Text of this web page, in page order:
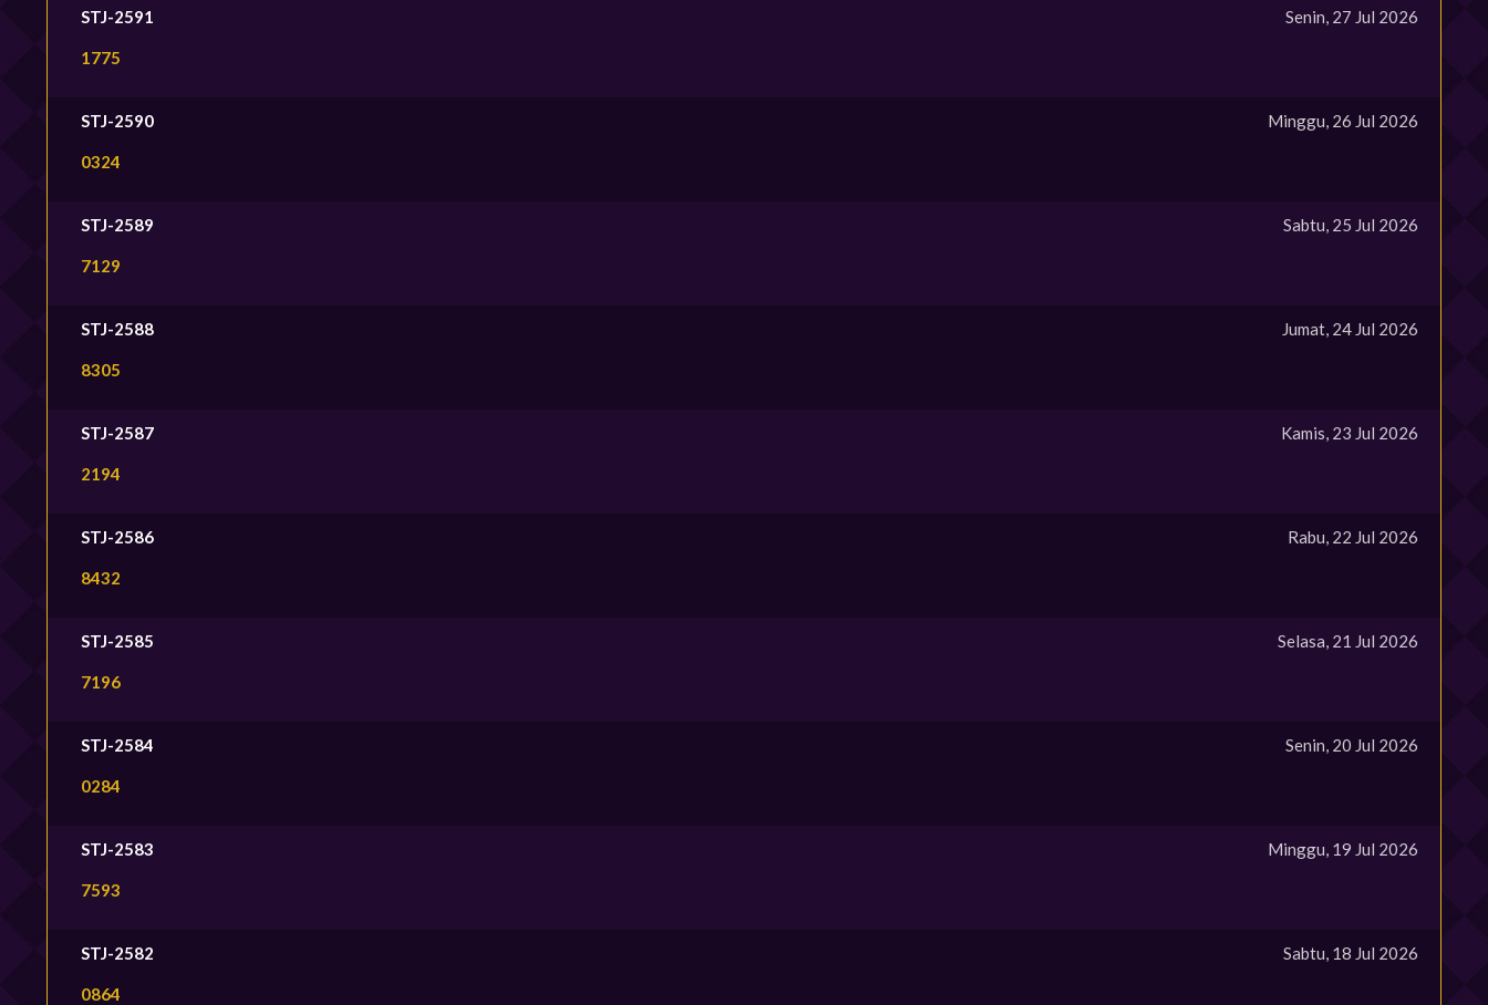
STJ-2591 Senin, 27 Jul 2026
1775
STJ-2590 Minggu, 26 Jul 2026
0324
STJ-2589 Sabtu, 25 Jul 2026
7129
STJ-2588 Jumat, 24 Jul 2026
8305
STJ-2587 Kamis, 23 Jul 2026
2194
STJ-2586 Rabu, 22 Jul 2026
8432
STJ-2585 Selasa, 21 Jul 2026
7196
STJ-2584 Senin, 20 Jul 2026
0284
STJ-2583 Minggu, 19 Jul 2026
7593
STJ-2582 Sabtu, 18 Jul 2026
0864